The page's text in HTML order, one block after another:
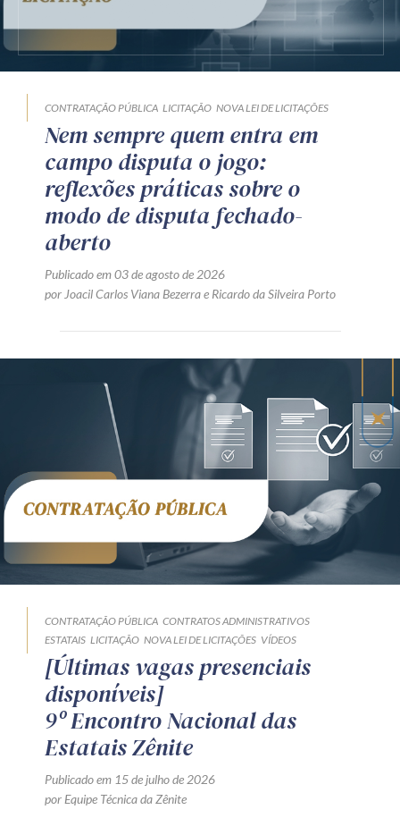
CONTRATAÇÃO PÚBLICA LICITAÇÃO NOVA LEI DE LICITAÇÕES
Nem sempre quem entra em
campo disputa o jogo:
reflexões práticas sobre o
modo de disputa fechado-
aberto
Publicado em 03 de agosto de 2026
por Joacil Carlos Viana Bezerrae Ricardo da Silveira Porto
CONTRATAÇÃO PÚBLICA CONTRATOS ADMINISTRATIVOS
ESTATAIS LICITAÇÃO NOVA LEI DE LICITAÇÕES VÍDEOS
[Últimas vagas presenciais
disponíveis]
9º Encontro Nacional das
Estatais Zênite
Publicado em 15 de julho de 2026
por Equipe Técnica da Zênite